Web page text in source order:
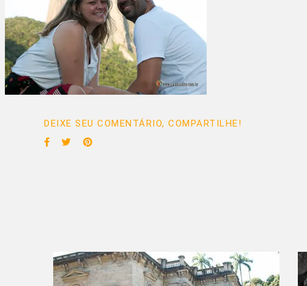
DEIXE SEU COMENTÁRIO, COMPARTILHE!